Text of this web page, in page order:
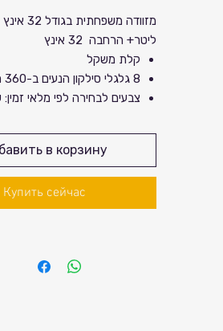
ליטר+ הרחבה 32 אינץ
קלת משקל
8 גלגלי סילקון הנעים ב-360 מעלות
צבעים לבחירה לפי מלאי
33 ס"מ
מספר רשום בישראל ואחריות .
в корзину
Купить сейчас